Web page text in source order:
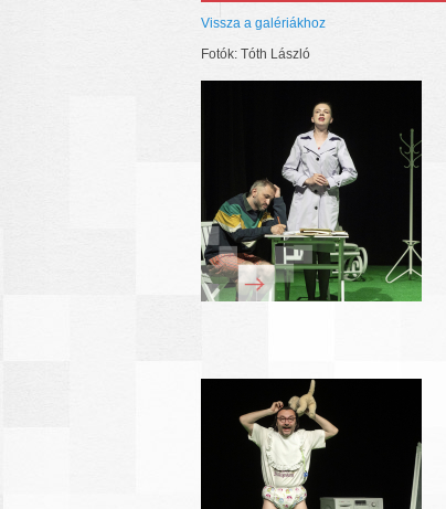
Vissza a galériákhoz
Fotók: Tóth László